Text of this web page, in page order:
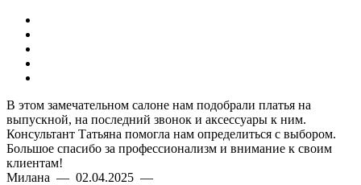
В этом замечательном салоне нам подобрали платья на
выпускной, на последний звонок и аксессуары к ним.
Консультант Татьяна помогла нам определиться с выбором.
Большое спасибо за профессионализм и внимание к своим
клиентам!
Милана — 02.04.2025 —